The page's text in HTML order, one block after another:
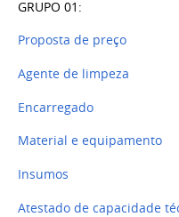
GRUPO 01:
Proposta de preço
Agente de limpeza
Encarregado
Material e equipamento
Insumos
Atestado de capacidade